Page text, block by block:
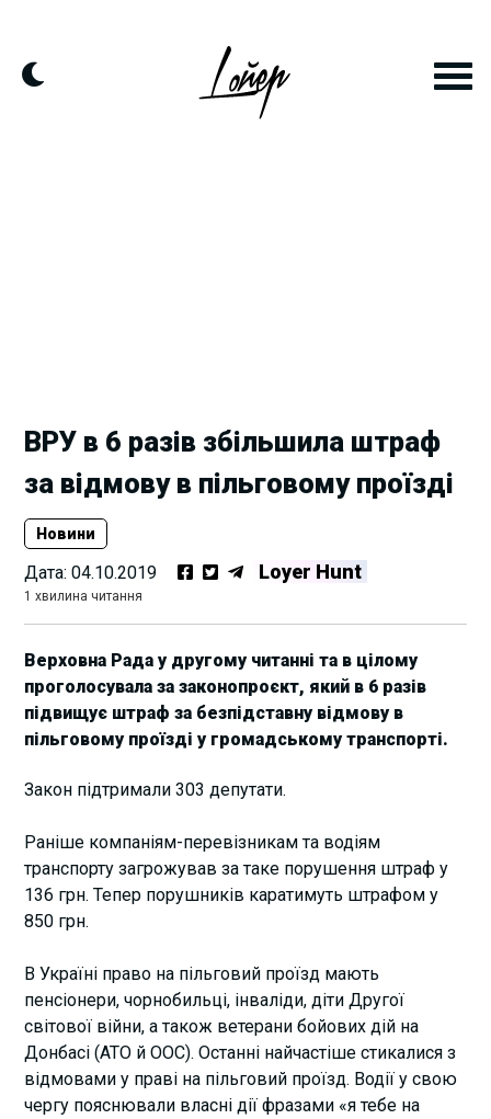
content
ВРУ в 6 разів збільшила штраф
за відмову в пільговому проїзді
Новини
Дата:04.10.2019 Loyer Hunt
1 хвилина читання
Верховна Рада у другому читанні та в цілому
проголосувала за законопроєкт, який в 6 разів
підвищує штраф за безпідставну відмову в
пільговому проїзді у громадському транспорті.
Закон підтримали 303 депутати.
Раніше компаніям-перевізникам та водіям
транспорту загрожував за таке порушення штраф у
136 грн. Тепер порушників каратимуть штрафом у
850 грн.
В Україні право на пільговий проїзд мають
пенсіонери, чорнобильці, інваліди, діти Другої
світової війни, а також ветерани бойових дій на
Донбасі (АТО й ООС). Останні найчастіше стикалися з
відмовами у праві на пільговий проїзд. Водії у свою
чергу пояснювали власні дії фразами «я тебе на